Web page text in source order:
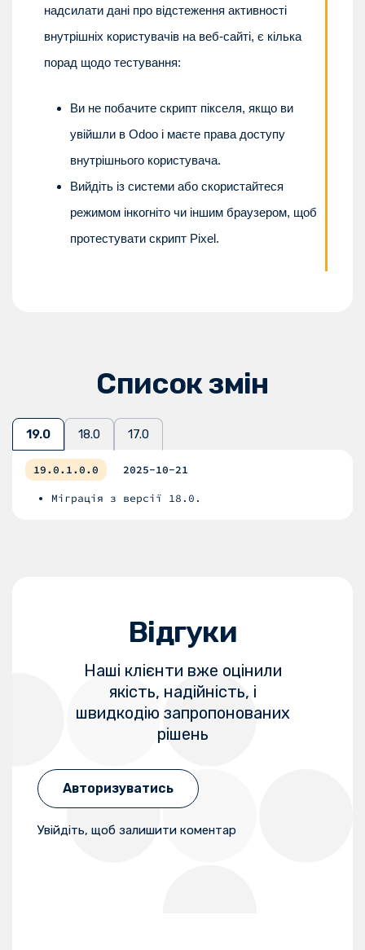
надсилати дані про відстеження активності
внутрішніх користувачів на веб-сайті, є кілька
порад щодо тестування:
Ви не побачите скрипт пікселя, якщо ви
увійшли в Odoo і маєте права доступу
внутрішнього користувача.
Вийдіть із системи або скористайтеся
режимом інкогніто чи іншим браузером, щоб
протестувати скрипт Pixel.
Список змін
19.0 18.0 17.0
19.0.1.0.0 2025-10-21
Міграція з версії 18.0.
Відгуки
Наші клієнти вже оцінили
якість, надійність, і
швидкодію запропонованих
рішень
Авторизуватись
Увійдіть, щоб залишити коментар